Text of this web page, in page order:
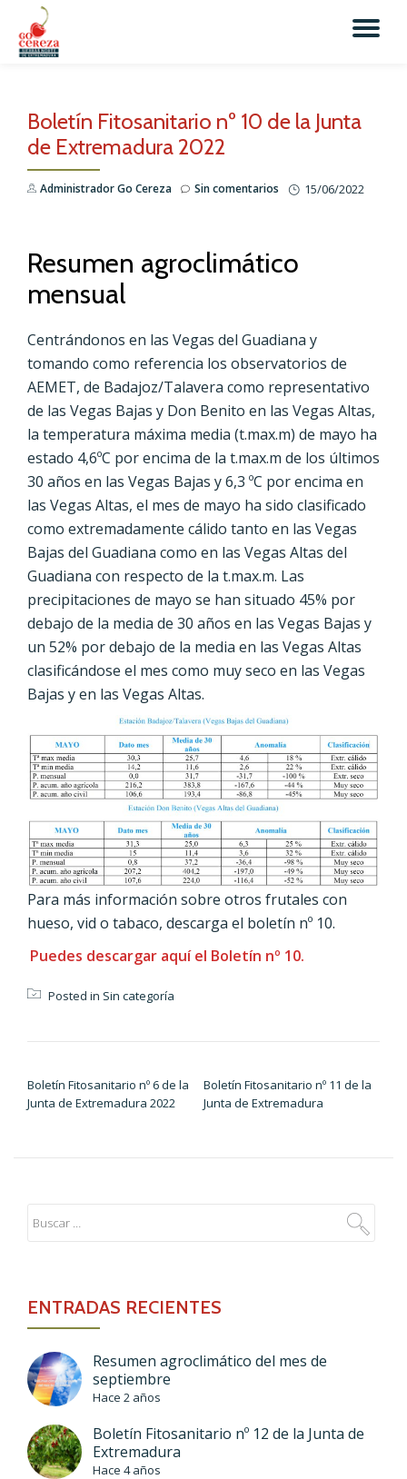
Skip
Boletín Fitosanitario nº 10 de la Junta
de Extremadura 2022
Administrador Go Cereza 15/06/2022
Sin comentarios
Resumen agroclimático
mensual
Centrándonos en las Vegas del Guadiana y
tomando como referencia los observatorios de
AEMET, de Badajoz/Talavera como representativo
de las Vegas Bajas y Don Benito en las Vegas Altas,
la temperatura máxima media (t.max.m) de mayo ha
estado 4,6ºC por encima de la t.max.m de los últimos
30 años en las Vegas Bajas y 6,3 ºC por encima en
las Vegas Altas, el mes de mayo ha sido clasificado
como extremadamente cálido tanto en las Vegas
Bajas del Guadiana como en las Vegas Altas del
Guadiana con respecto de la t.max.m. Las
precipitaciones de mayo se han situado 45% por
debajo de la media de 30 años en las Vegas Bajas y
un 52% por debajo de la media en las Vegas Altas
clasificándose el mes como muy seco en las Vegas
Bajas y en las Vegas Altas.
Para más información sobre otros frutales con
hueso, vid o tabaco, descarga el boletín nº 10.
Puedes descargar aquí el Boletín nº 10.
Posted in Sin categoría
Boletín Fitosanitario nº 6 de la
Junta de Extremadura 2022
Boletín Fitosanitario nº 11 de la
Junta de Extremadura
ENTRADAS RECIENTES
Resumen agroclimático del mes de
septiembre
Hace 2 años
Boletín Fitosanitario nº 12 de la Junta de
Extremadura
Hace 4 años